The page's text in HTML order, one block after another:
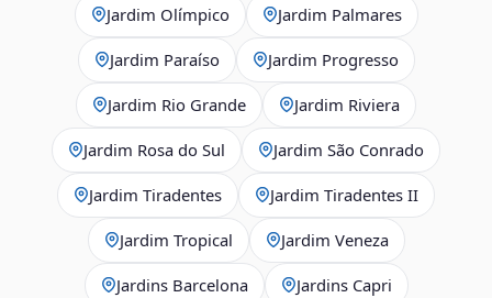
Jardim Olímpico Jardim Palmares
Jardim Paraíso Jardim Progresso
Jardim Rio Grande Jardim Riviera
Jardim Rosa do Sul Jardim São Conrado
Jardim Tiradentes Jardim Tiradentes II
Jardim Tropical Jardim Veneza
Jardins Barcelona Jardins Capri